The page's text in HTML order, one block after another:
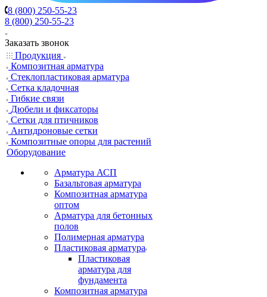
8 (800) 250-55-23
8 (800) 250-55-23
Заказать звонок
Продукция
Композитная арматура
Cтеклопластиковая арматура
Сетка кладочная
Гибкие связи
Дюбели и фиксаторы
Сетки для птичников
Антидроновые сетки
Композитные опоры для растений
Оборудование
Арматура АСП
Базальтовая арматура
Композитная арматура
оптом
Арматура для бетонных
полов
Полимерная арматура
Пластиковая арматура
Пластиковая
арматура для
фундамента
Композитная арматура